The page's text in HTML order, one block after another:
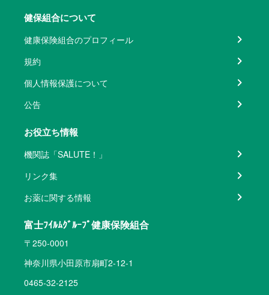
健保組合について
健康保険組合のプロフィール
規約
個人情報保護について
公告
お役立ち情報
機関誌「SALUTE！」
リンク集
お薬に関する情報
富士ﾌｲﾙﾑｸﾞﾙｰﾌﾟ健康保険組合
〒250-0001
神奈川県小田原市扇町2-12-1
0465-32-2125